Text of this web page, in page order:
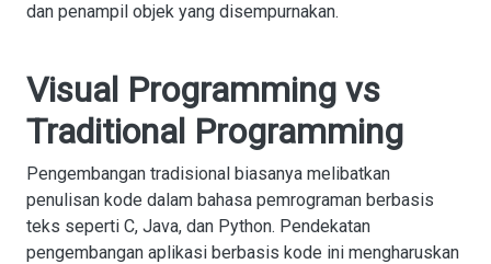
dan penampil objek yang disempurnakan.
Visual Programming vs
Traditional Programming
Pengembangan tradisional biasanya melibatkan
penulisan kode dalam bahasa pemrograman berbasis
teks seperti C, Java, dan Python. Pendekatan
pengembangan aplikasi berbasis kode ini mengharuskan